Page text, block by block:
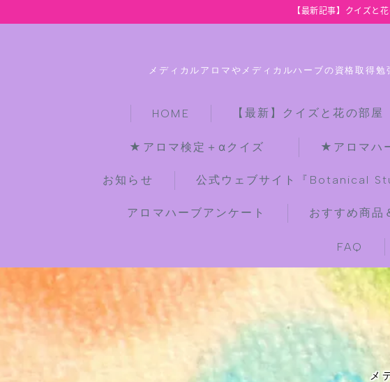
【最新記事】クイズと
メディカルアロマやメディカルハーブの資格取得
HOME 【最新】クイズと花の部屋
★アロマ検定＋αクイズ ★アロマハ
お知らせ 公式ウェブサイト『Botanical
アロマハーブアンケート おすすめ商品
FAQ
【最
★全
★ア
★ア
メ